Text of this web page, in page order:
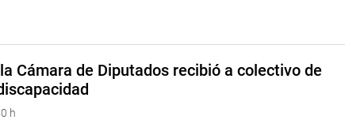
Cámara de Diputados recibió a colectivo de
h